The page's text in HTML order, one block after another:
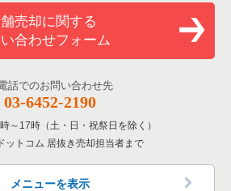
売却に関する
合わせフォーム
話でのお問い合わせ先
03-6452-2190
～17時（土・日・祝祭日を除く）
ットコム 居抜き売却担当者まで
メニューを表示